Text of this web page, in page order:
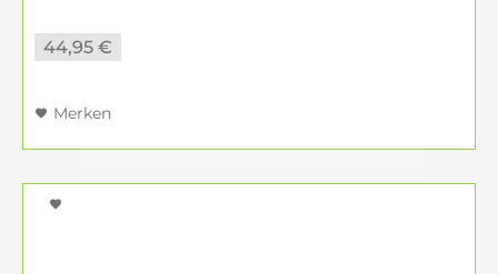
44,95 €
Merken